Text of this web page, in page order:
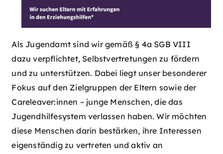
Als Jugendamt sind wir gemäß § 4a SGB VIII
dazu verpflichtet, Selbstvertretungen zu fördern
und zu unterstützen. Dabei liegt unser besonderer
Fokus auf den Zielgruppen der Eltern sowie der
Careleaver:innen – junge Menschen, die das
Jugendhilfesystem verlassen haben. Wir möchten
diese Menschen darin bestärken, ihre Interessen
eigenständig zu vertreten und aktiv an